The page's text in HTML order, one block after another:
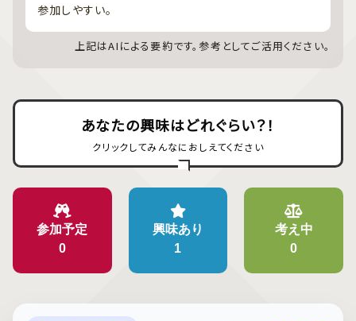
参加しやすい。
上記はAIによる要約です。参考としてご活用ください。
あなたの興味はどれぐらい？！
クリックしてみんなにおしえてください
参加予定
0
興味あり
1
考え中
0